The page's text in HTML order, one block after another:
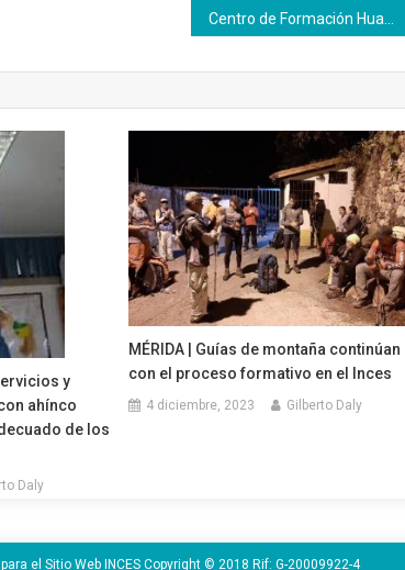
y
ahínco
de los
Daly
MÉRIDA | Guías de montaña continúan
con el proceso formativo en el Inces
4 diciembre, 2023 Gilberto Daly
el Sitio Web INCES Copyright © 2018 Rif: G-20009922-4